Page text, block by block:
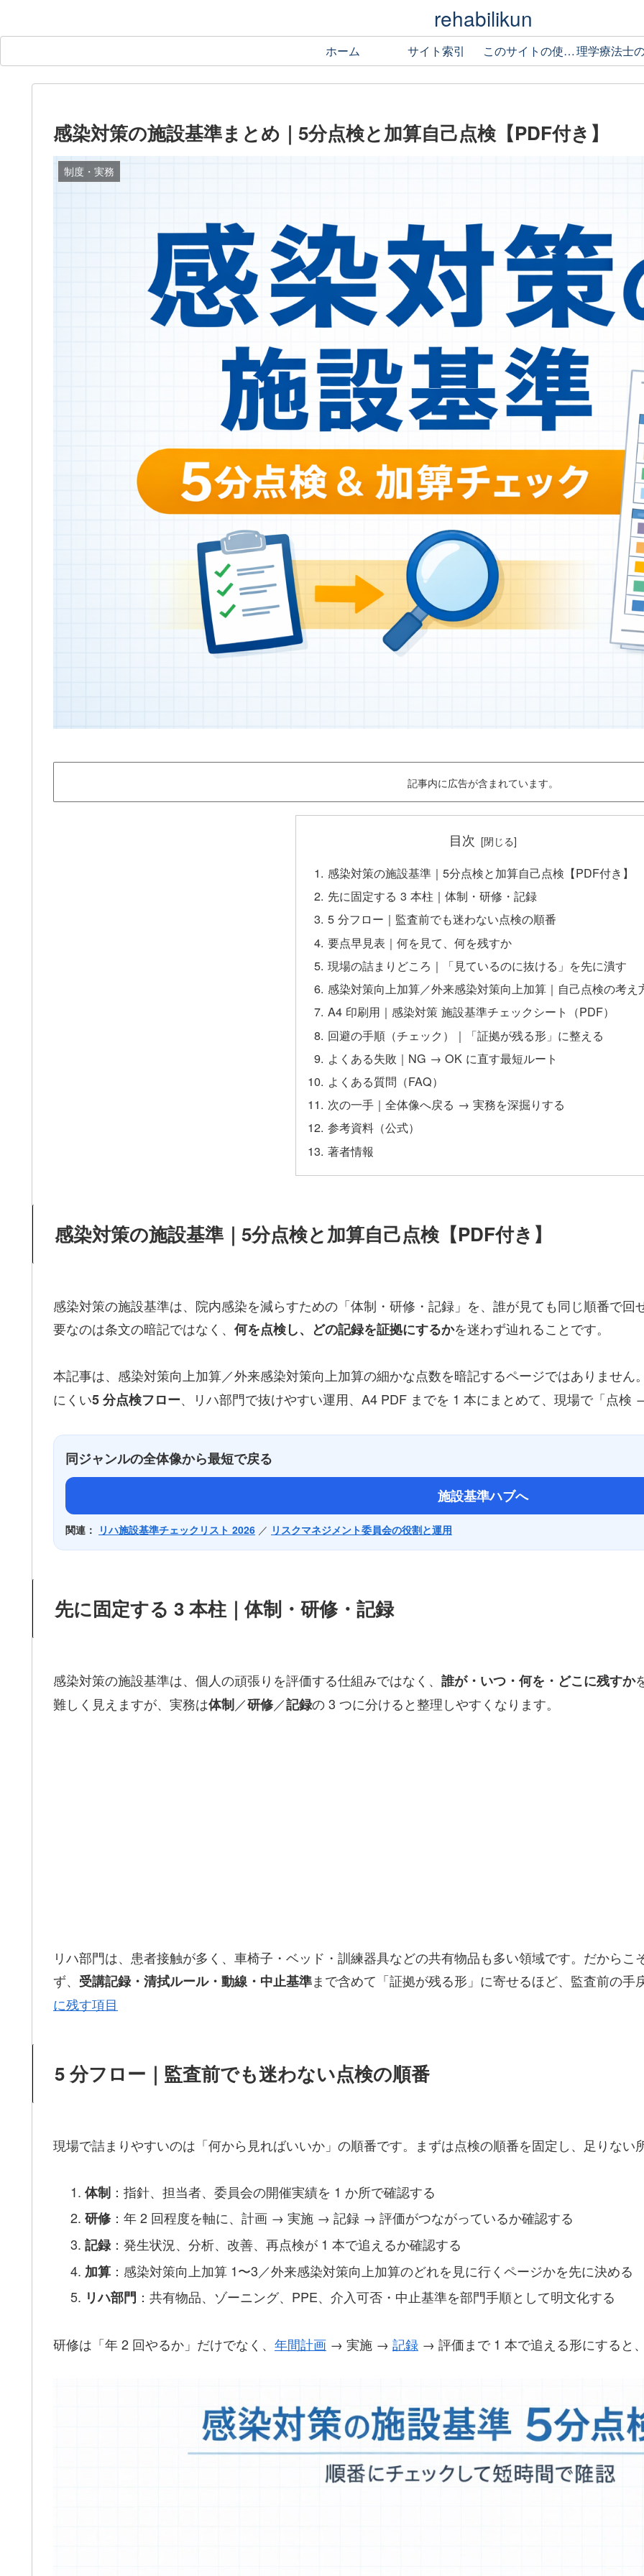
rehabilikun
ホーム サイト索引 このサイトの使い方
感染対策の施設基準まとめ｜5分点検と加算自己点検【PDF付き】
制度・実務
記事内に広告が含まれています。
目次
感染対策の施設基準｜5分点検と加算自己点検【PDF付き】
先に固定する 3 本柱｜体制・研修・記録
5 分フロー｜監査前でも迷わない点検の順番
要点早見表｜何を見て、何を残すか
現場の詰まりどころ｜「見ているのに抜ける」を先に潰す
感染対策向上加算／外来感染対策向上加算｜自己点検の考え
A4 印刷用｜感染対策 施設基準チェックシート（PDF）
回避の手順（チェック）｜「証拠が残る形」に整える
よくある失敗｜NG → OK に直す最短ルート
よくある質問（FAQ）
次の一手｜全体像へ戻る → 実務を深掘りする
参考資料（公式）
著者情報
感染対策の施設基準｜5分点検と加算自己点検【PDF付き】
感染対策の施設基準は、院内感染を減らすための「体制・研修・記録」を、誰が見ても同じ順番で
要なのは条文の暗記ではなく、 何を点検し、どの記録を証拠にするかを迷わず辿れることです。
本記事は、感染対策向上加算／外来感染対策向上加算の細かな点数を暗記するページではありません
にくい5 分点検フロー、リハ部門で抜けやすい運用、A4 PDF までを 1 本にまとめて、現場で「点
同ジャンルの全体像から最短で戻る
施設基準ハブへ
関連： リハ施設基準チェックリスト 2026 ／ リスクマネジメント委員会の役割と運用
先に固定する 3 本柱｜体制・研修・記録
感染対策の施設基準は、個人の頑張りを評価する仕組みではなく、 誰が・いつ・何を・どこに残すか
難しく見えますが、実務は体制／研修／記録の 3 つに分けると整理しやすくなります。
リハ部門は、患者接触が多く、車椅子・ベッド・訓練器具などの共有物品も多い領域です。だから
ず、 受講記録・清拭ルール・動線・中止基準まで含めて「証拠が残る形」に寄せるほど、監査前の手
に残す項目
5 分フロー｜監査前でも迷わない点検の順番
現場で詰まりやすいのは「何から見ればいいか」の順番です。まずは点検の順番を固定し、足りない
体制：指針、担当者、委員会の開催実績を 1 か所で確認する
研修：年 2 回程度を軸に、計画 → 実施 → 記録 → 評価がつながっているか確認する
記録：発生状況、分析、改善、再点検が 1 本で追えるか確認する
加算：感染対策向上加算 1〜3／外来感染対策向上加算のどれを見に行くページかを先に決める
リハ部門 ：共有物品、ゾーニング、PPE、介入可否・中止基準を部門手順として明文化する
研修は「年 2 回やるか」だけでなく、 年間計画 → 実施 → 記録 → 評価まで 1 本で追える形にすると